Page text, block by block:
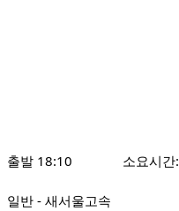
출발 18:10 소요시간:
일반 - 새서울고속